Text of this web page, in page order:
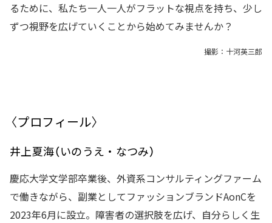
るために、私たち一人一人がフラットな視点を持ち、少し
ずつ視野を広げていくことから始めてみませんか？
撮影：十河英三郎
〈プロフィール〉
井上夏海（いのうえ・なつみ）
慶応大学文学部卒業後、外資系コンサルティングファーム
で働きながら、副業としてファッションブランドAonCを
2023年6月に設立。障害者の選択肢を広げ、自分らしく生